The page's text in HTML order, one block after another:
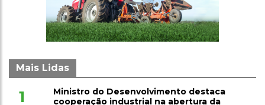
1
Ministro do Desenvolvimento destaca
cooperação industrial na abertura da
reunião dos BRICS